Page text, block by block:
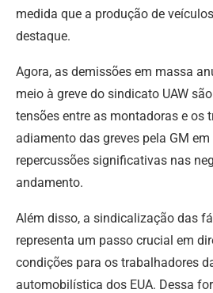
medida que a produção de
destaque.
Agora, as demissões em massa
meio à greve do sindicato UAW
tensões entre as montadoras e os
adiamento das greves pela GM
repercussões significativas nas
andamento.
Além disso, a sindicalização das
representa um passo crucial em
condições para os trabalhadores
automobilística dos EUA. Dessa